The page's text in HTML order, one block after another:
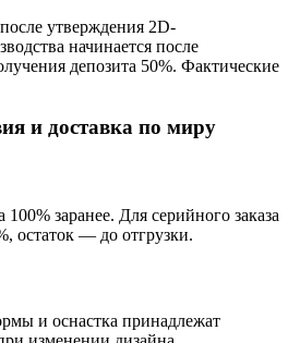
утверждения 2D-
начинается после
депозита 50%. Фактические
и доставка по миру
заранее. Для серийного заказа
остаток — до отгрузки.
и оснастка принадлежат